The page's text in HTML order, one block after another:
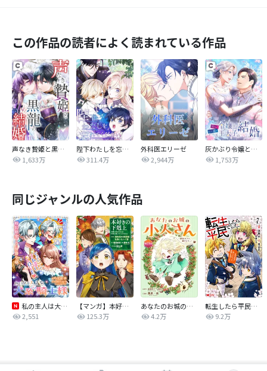
この作品の読者によく読まれている作品
声なき贄姫と黒龍の結婚
1,633万
陛下わたしを忘れてください
311.4万
外科医エリーゼ
2,944万
灰かぶり令嬢と行き遅れ元王太子の結婚
1,753万
同じジャンルの人気作品
私の主人は大きな犬系騎士様
2,551
【マンガ】本好きの下剋上 第四部
125.3万
あなたのお城の小人さん ～御飯下さい、働きますっ～（コミック）【分冊版】
4.2万
転生したら平民でした。～生活水準に耐えられないので貴族を目指します～（コミック）
9.2万